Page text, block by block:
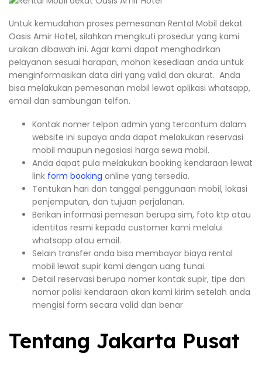
Untuk kemudahan proses pemesanan Rental Mobil dekat
Oasis Amir Hotel, silahkan mengikuti prosedur yang kami
uraikan dibawah ini. Agar kami dapat menghadirkan
pelayanan sesuai harapan, mohon kesediaan anda untuk
menginformasikan data diri yang valid dan akurat. Anda
bisa melakukan pemesanan mobil lewat aplikasi whatsapp,
email dan sambungan telfon.
Kontak nomer telpon admin yang tercantum dalam
website ini supaya anda dapat melakukan reservasi
mobil maupun negosiasi harga sewa mobil.
Anda dapat pula melakukan booking kendaraan lewat
link form booking online yang tersedia.
Tentukan hari dan tanggal penggunaan mobil, lokasi
penjemputan, dan tujuan perjalanan.
Berikan informasi pemesan berupa sim, foto ktp atau
identitas resmi kepada customer kami melalui
whatsapp atau email.
Selain transfer anda bisa membayar biaya rental
mobil lewat supir kami dengan uang tunai.
Detail reservasi berupa nomer kontak supir, tipe dan
nomor polisi kendaraan akan kami kirim setelah anda
mengisi form secara valid dan benar
Tentang Jakarta Pusat